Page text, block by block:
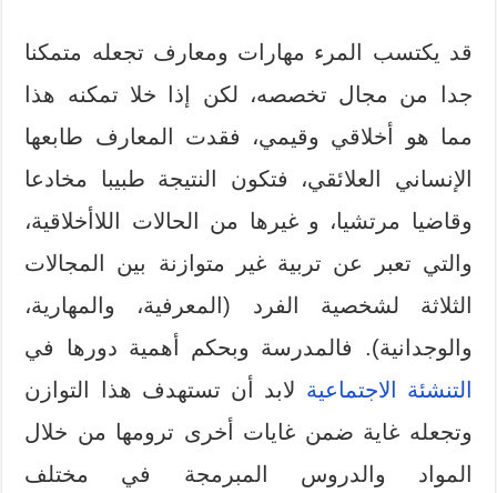
قد يكتسب المرء مهارات ومعارف تجعله متمكنا
جدا من مجال تخصصه، لكن إذا خلا تمكنه هذا
مما هو أخلاقي وقيمي، فقدت المعارف طابعها
الإنساني العلائقي، فتكون النتيجة طبيبا مخادعا
وقاضيا مرتشيا، و غيرها من الحالات اللاأخلاقية،
والتي تعبر عن تربية غير متوازنة بين المجالات
الثلاثة لشخصية الفرد (المعرفية، والمهارية،
والوجدانية). فالمدرسة وبحكم أهمية دورها في
التنشئة الاجتماعية لابد أن تستهدف هذا التوازن
وتجعله غاية ضمن غايات أخرى ترومها من خلال
المواد والدروس المبرمجة في مختلف